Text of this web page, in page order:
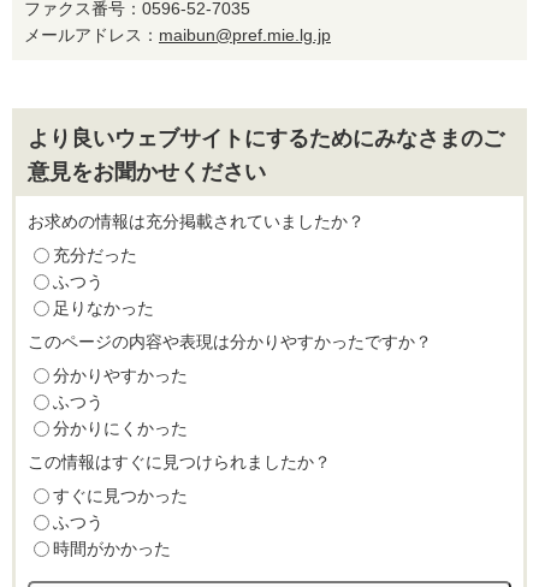
ファクス番号：0596-52-7035
メールアドレス： maibun@pref.mie.lg.jp
より良いウェブサイトにするためにみなさまのご
意見をお聞かせください
お求めの情報は充分掲載されていましたか？
充分だった
ふつう
足りなかった
このページの内容や表現は分かりやすかったですか？
分かりやすかった
ふつう
分かりにくかった
この情報はすぐに見つけられましたか？
すぐに見つかった
ふつう
時間がかかった